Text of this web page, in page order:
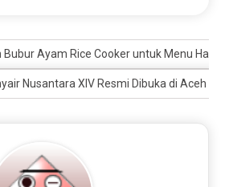
Bubur Ayam Rice Cooker untuk Menu
Nusantara XIV Resmi Dibuka di Aceh